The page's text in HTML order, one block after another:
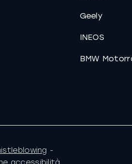
Geely
INEOS
BMW
-